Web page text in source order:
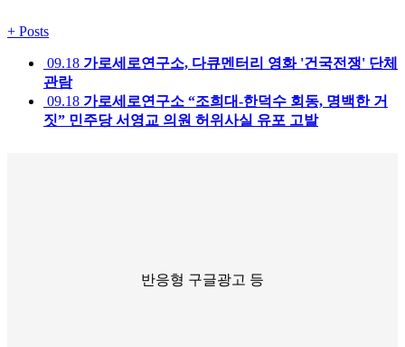
+ Posts
09.18 가로세로연구소, 다큐멘터리 영화 '건국전쟁' 단체
관람
09.18 가로세로연구소 “조희대-한덕수 회동, 명백한 거
짓” 민주당 서영교 의원 허위사실 유포 고발
반응형 구글광고 등